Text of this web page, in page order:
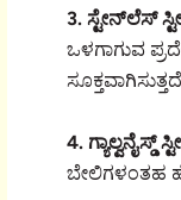
3. ಸ್ಟೇನ್‌ಲೆಸ್
ಒಳಗಾಗುವ
4. ಗ್ಯಾಲ್ವನೈಸ್ಡ್
ಬೇಲಿಗಳಂತಹ